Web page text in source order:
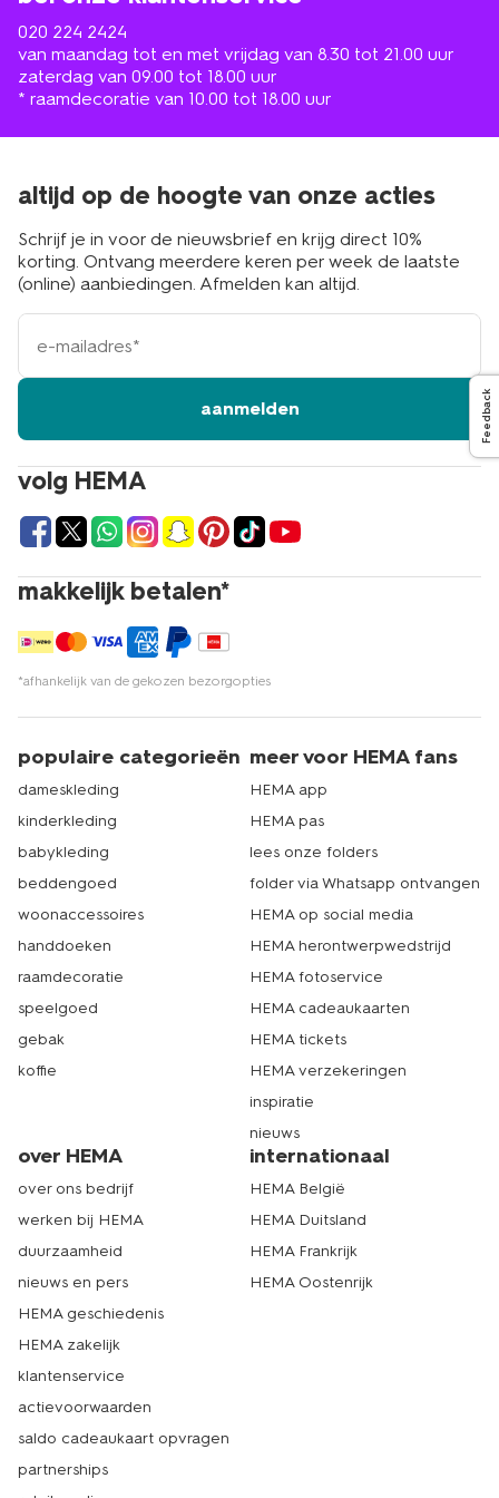
020 224 2424
van maandag tot en met vrijdag van 8.30 tot 21.00 uur
zaterdag van 09.00 tot 18.00 uur
* raamdecoratie van 10.00 tot 18.00 uur
volg HEMA
makkelijk betalen*
*afhankelijk van de gekozen bezorgopties
altijd op de hoogte van onze acties
Schrijf je in voor de nieuwsbrief en krijg direct 10%
korting. Ontvang meerdere keren per week de laatste
(online) aanbiedingen. Afmelden kan altijd.
e-
mailadres
aanmelden
populaire categorieën
dameskleding
kinderkleding
babykleding
beddengoed
woonaccessoires
handdoeken
raamdecoratie
speelgoed
gebak
koffie
meer voor HEMA fans
HEMA app
HEMA pas
lees onze folders
folder via Whatsapp ontvangen
HEMA op social media
HEMA herontwerpwedstrijd
HEMA fotoservice
HEMA cadeaukaarten
HEMA tickets
HEMA verzekeringen
inspiratie
nieuws
over HEMA
over ons bedrijf
werken bij HEMA
duurzaamheid
nieuws en pers
HEMA geschiedenis
HEMA zakelijk
klantenservice
actievoorwaarden
saldo cadeaukaart opvragen
partnerships
internationaal
HEMA België
HEMA Duitsland
HEMA Frankrijk
HEMA Oostenrijk
Feedback